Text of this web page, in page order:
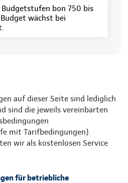
bon 750 bis
wächst bei
auf dieser Seite sind lediglich
sind die jeweils vereinbarten
mit Tarifbedingungen).
wir als kostenlosen Service
für betriebliche